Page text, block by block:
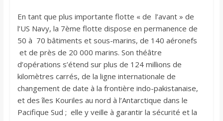
En tant que plus importante flotte « de l’avant » de
l’US Navy, la 7ème flotte dispose en permanence de
50 à 70 bâtiments et sous-marins, de 140 aéronefs
et de près de 20 000 marins. Son théâtre
d’opérations s’étend sur plus de 124 millions de
kilomètres carrés, de la ligne internationale de
changement de date à la frontière indo-pakistanaise,
et des îles Kouriles au nord à l’Antarctique dans le
Pacifique Sud ; elle y veille à garantir la sécurité et la